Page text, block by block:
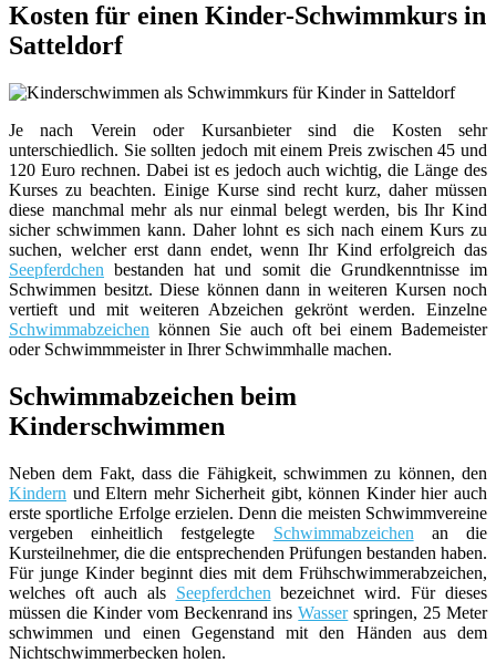
Kosten für einen Kinder-Schwimmkurs in
Satteldorf
Je nach Verein oder Kursanbieter sind die Kosten sehr
unterschiedlich. Sie sollten jedoch mit einem Preis zwischen 45 und
120 Euro rechnen. Dabei ist es jedoch auch wichtig, die Länge des
Kurses zu beachten. Einige Kurse sind recht kurz, daher müssen
diese manchmal mehr als nur einmal belegt werden, bis Ihr Kind
sicher schwimmen kann. Daher lohnt es sich nach einem Kurs zu
suchen, welcher erst dann endet, wenn Ihr Kind erfolgreich das
Seepferdchen bestanden hat und somit die Grundkenntnisse im
Schwimmen besitzt. Diese können dann in weiteren Kursen noch
vertieft und mit weiteren Abzeichen gekrönt werden. Einzelne
Schwimmabzeichen können Sie auch oft bei einem Bademeister
oder Schwimmmeister in Ihrer Schwimmhalle machen.
Schwimmabzeichen beim
Kinderschwimmen
Neben dem Fakt, dass die Fähigkeit, schwimmen zu können, den
Kindern und Eltern mehr Sicherheit gibt, können Kinder hier auch
erste sportliche Erfolge erzielen. Denn die meisten Schwimmvereine
vergeben einheitlich festgelegte Schwimmabzeichen an die
Kursteilnehmer, die die entsprechenden Prüfungen bestanden haben.
Für junge Kinder beginnt dies mit dem Frühschwimmerabzeichen,
welches oft auch als Seepferdchen bezeichnet wird. Für dieses
müssen die Kinder vom Beckenrand insWasserspringen, 25 Meter
schwimmen und einen Gegenstand mit den Händen aus dem
Nichtschwimmerbecken holen.